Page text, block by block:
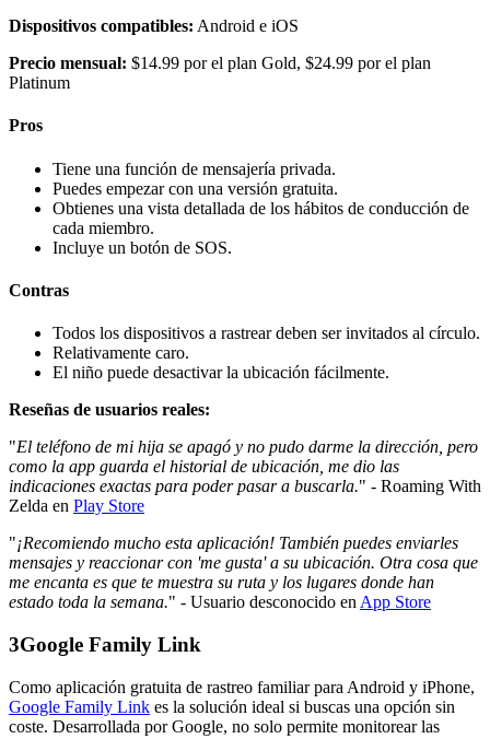
Dispositivos compatibles: Android e iOS
Precio mensual: $14.99 por el plan Gold, $24.99 por el plan
Platinum
Pros
Tiene una función de mensajería privada.
Puedes empezar con una versión gratuita.
Obtienes una vista detallada de los hábitos de conducción de
cada miembro.
Incluye un botón de SOS.
Contras
Todos los dispositivos a rastrear deben ser invitados al círculo.
Relativamente caro.
El niño puede desactivar la ubicación fácilmente.
Reseñas de usuarios reales:
"El teléfono de mi hija se apagó y no pudo darme la dirección, pero
como la app guarda el historial de ubicación, me dio las
indicaciones exactas para poder pasar a buscarla." - Roaming With
Zelda en Play Store
"¡Recomiendo mucho esta aplicación! También puedes enviarles
mensajes y reaccionar con 'me gusta' a su ubicación. Otra cosa que
me encanta es que te muestra su ruta y los lugares donde han
estado toda la semana." - Usuario desconocido en App Store
3Google Family Link
Como aplicación gratuita de rastreo familiar para Android y iPhone,
Google Family Link es la solución ideal si buscas una opción sin
coste. Desarrollada por Google, no solo permite monitorear las